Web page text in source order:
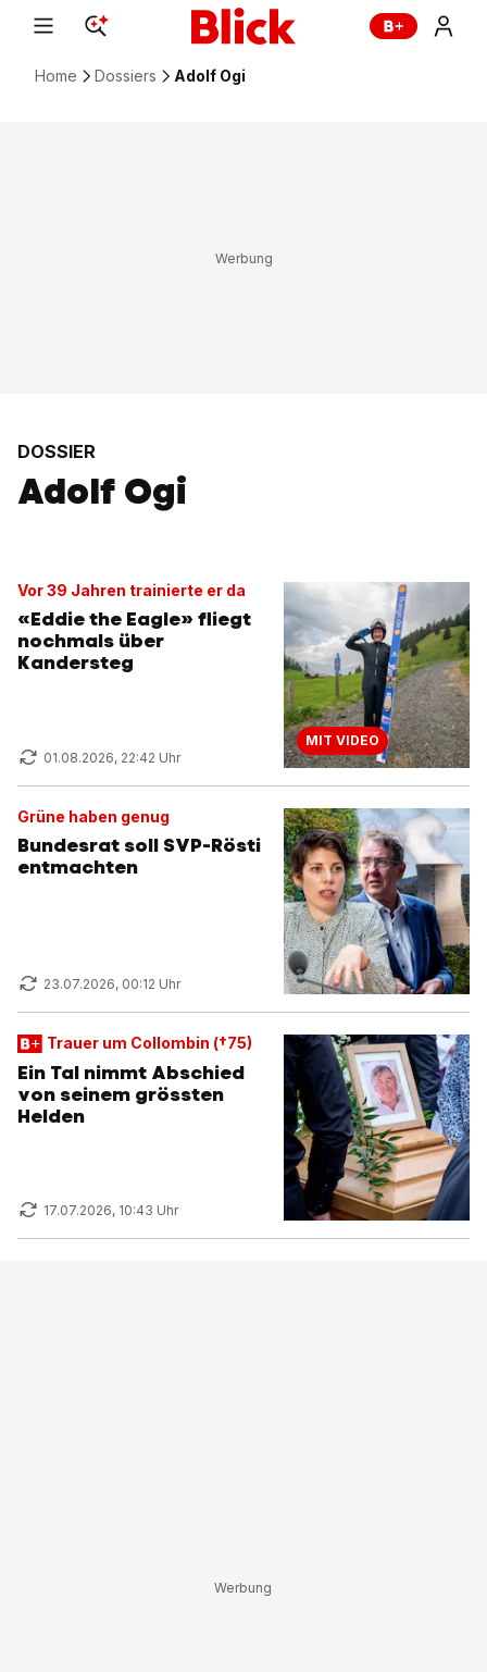
Home Dossiers Adolf Ogi
DOSSIER
Adolf Ogi
Vor 39 Jahren trainierte er da
«Eddie the Eagle» fliegt
nochmals über
Kandersteg
01.08.2026, 22:42 Uhr
MIT VIDEO
Grüne haben genug
Bundesrat soll SVP-Rösti
entmachten
23.07.2026, 00:12 Uhr
Trauer um Collombin (†75)
Ein Tal nimmt Abschied
von seinem grössten
Helden
17.07.2026, 10:43 Uhr